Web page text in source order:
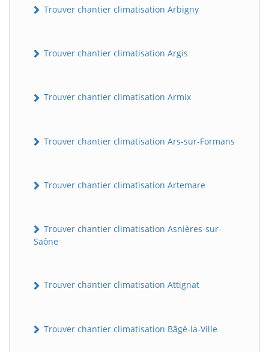
Trouver chantier climatisation Arbigny
Trouver chantier climatisation Argis
Trouver chantier climatisation Armix
Trouver chantier climatisation Ars-sur-Formans
Trouver chantier climatisation Artemare
Trouver chantier climatisation Asnières-sur-
Saône
Trouver chantier climatisation Attignat
Trouver chantier climatisation Bâgé-la-Ville